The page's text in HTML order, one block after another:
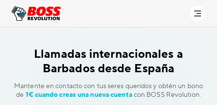
Llamadas internacionales a
Barbados desde España
Mantente en contacto con tus seres queridos y obtén un bono
de 1€ cuando creas una nueva cuentacon BOSS Revolution.